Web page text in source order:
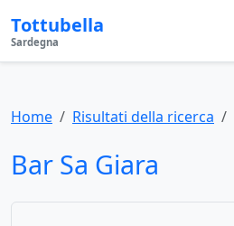
Tottubella
Sardegna
Home Risultati della ricerca
Bar Sa Giara